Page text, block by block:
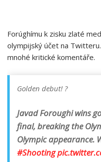
Forúghímu k zisku zlaté
olympijský účet na
mnohé kritické komentáře.
Golden debut! ?
Javad Foroughi wins
final, breaking the
Olympic appearance.
#Shooting